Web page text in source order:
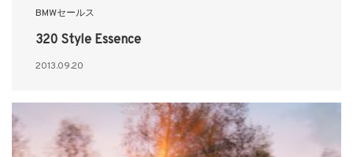
BMWセールス
320 Style Essence
2013.09.20